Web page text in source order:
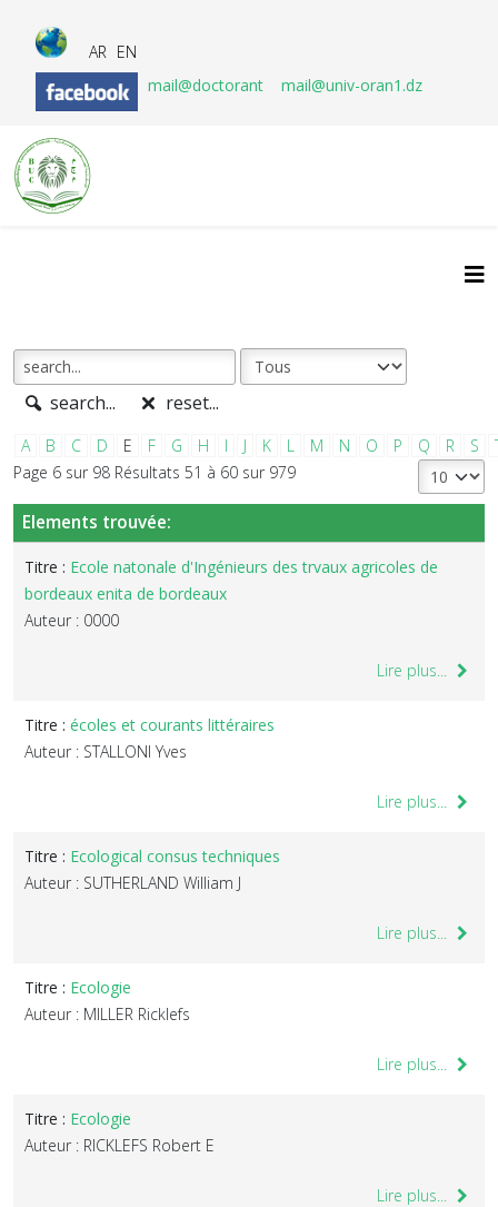
AR EN
mail@doctorant
mail@univ-oran1.dz
search... reset...
A B C D E F G H I J K L M N O P Q R S
Page 6 sur 98 Résultats 51 à 60 sur 979
Elements trouvée:
Titre : Ecole natonale d'Ingénieurs des trvaux agricoles de
bordeaux enita de bordeaux
Auteur : 0000
Lire plus...
Titre : écoles et courants littéraires
Auteur : STALLONI Yves
Lire plus...
Titre : Ecological consus techniques
Auteur : SUTHERLAND William J
Lire plus...
Titre : Ecologie
Auteur : MILLER Ricklefs
Lire plus...
Titre : Ecologie
Auteur : RICKLEFS Robert E
Lire plus...